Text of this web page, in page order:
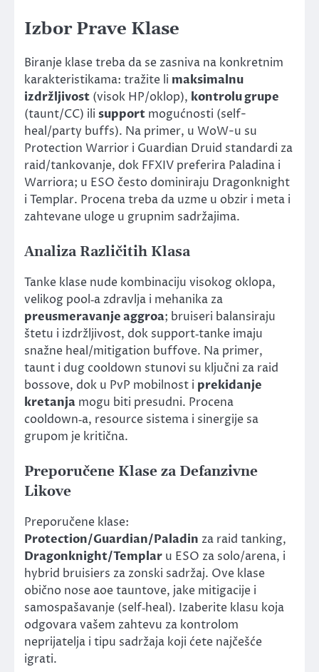
Izbor Prave Klase
Biranje klase treba da se zasniva na konkretnim
karakteristikama: tražite li maksimalnu
izdržljivost (visok HP/oklop), kontrolu grupe
(taunt/CC) ili support mogućnosti (self-
heal/party buffs). Na primer, u WoW-u su
Protection Warrior i Guardian Druid standardi za
raid/tankovanje, dok FFXIV preferira Paladina i
Warriora; u ESO često dominiraju Dragonknight
i Templar. Procena treba da uzme u obzir i meta i
zahtevane uloge u grupnim sadržajima.
Analiza Različitih Klasa
Tanke klase nude kombinaciju visokog oklopa,
velikog pool‑a zdravlja i mehanika za
preusmeravanje aggroa; bruiseri balansiraju
štetu i izdržljivost, dok support‑tanke imaju
snažne heal/mitigation buffove. Na primer,
taunt i dug cooldown stunovi su ključni za raid
bossove, dok u PvP mobilnost i prekidanje
kretanja mogu biti presudni. Procena
cooldown‑a, resource sistema i sinergije sa
grupom je kritična.
Preporučene Klase za Defanzivne
Likove
Preporučene klase:
Protection/Guardian/Paladin za raid tanking,
Dragonknight/Templar u ESO za solo/arena, i
hybrid bruisiers za zonski sadržaj. Ove klase
obično nose aoe tauntove, jake mitigacije i
samospašavanje (self‑heal). Izaberite klasu koja
odgovara vašem zahtevu za kontrolom
neprijatelja i tipu sadržaja koji ćete najčešće
igrati.